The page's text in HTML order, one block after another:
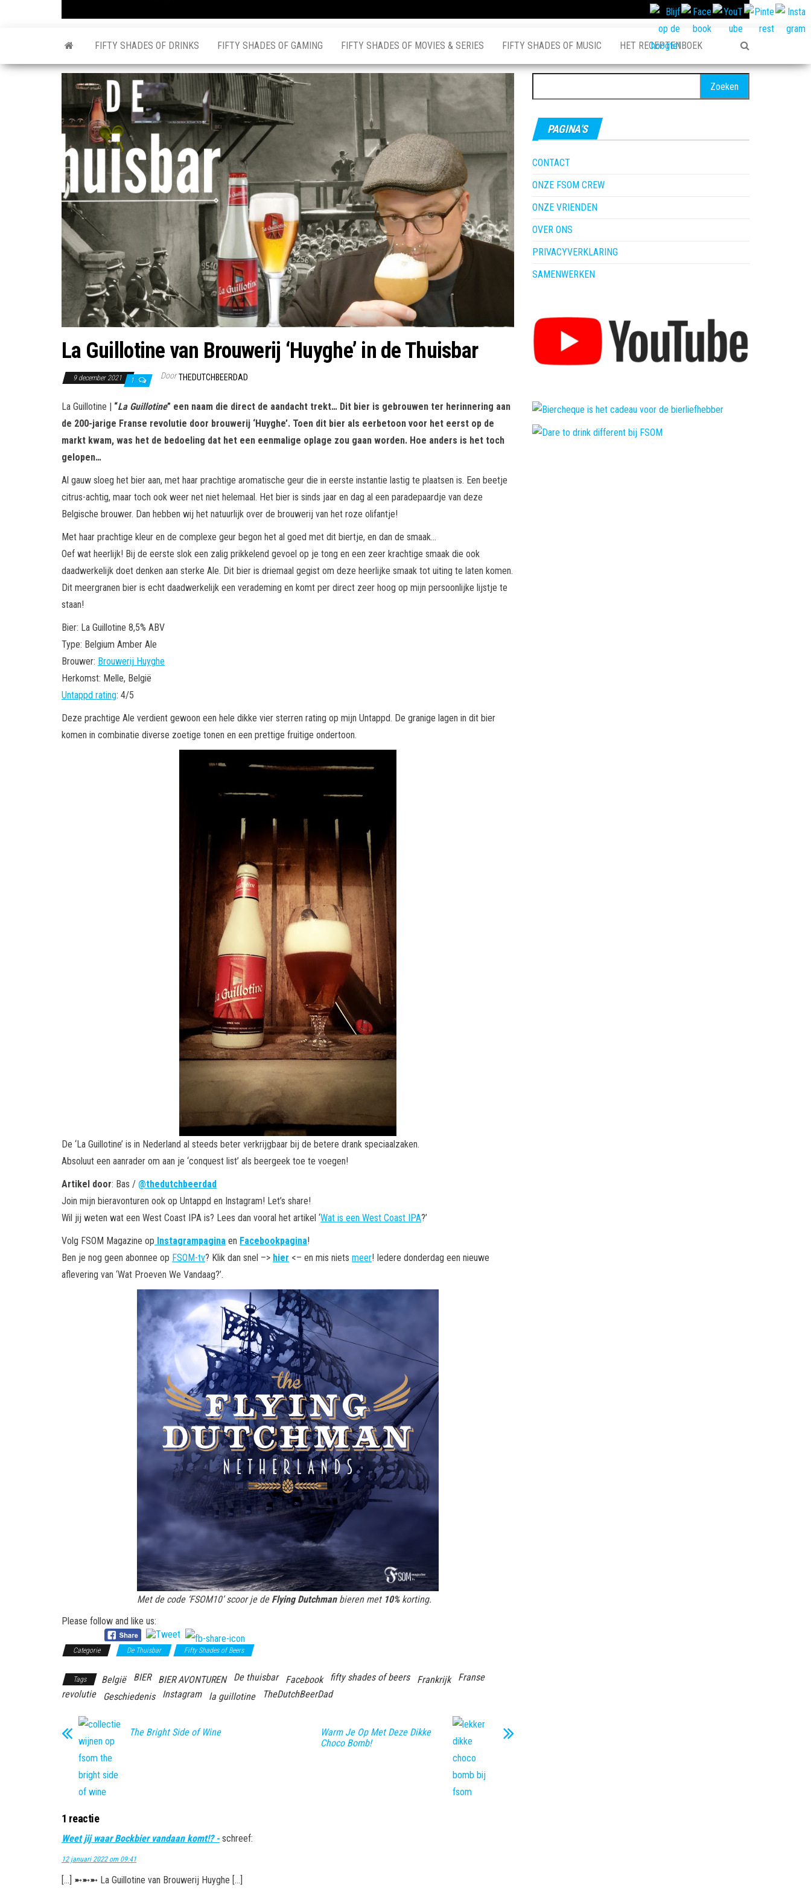
FIFTY SHADES OF DRINKS FIFTY SHADES OF GAMING FIFTY SHADES OF MOVIES & SERIES FIFTY SHADES OF MUSIC HET RECEPTENBOEK
La Guillotine van Brouwerij ‘Huyghe’ in de Thuisbar
9 december 2021 1 Door THEDUTCHBEERDAD
La Guillotine | “La Guillotine” een naam die direct de aandacht trekt… Dit bier is gebrouwen ter herinnering aan
de 200-jarige Franse revolutie door brouwerij ‘Huyghe’. Toen dit bier als eerbetoon voor het eerst op de
markt kwam, was het de bedoeling dat het een eenmalige oplage zou gaan worden. Hoe anders is het toch
gelopen…
Al gauw sloeg het bier aan, met haar prachtige aromatische geur die in eerste instantie lastig te plaatsen is. Een beetje
citrus-achtig, maar toch ook weer net niet helemaal. Het bier is sinds jaar en dag al een paradepaardje van deze
Belgische brouwer. Dan hebben wij het natuurlijk over de brouwerij van het roze olifantje!
Met haar prachtige kleur en de complexe geur begon het al goed met dit biertje, en dan de smaak…
Oef wat heerlijk! Bij de eerste slok een zalig prikkelend gevoel op je tong en een zeer krachtige smaak die ook
daadwerkelijk doet denken aan sterke Ale. Dit bier is driemaal gegist om deze heerlijke smaak tot uiting te laten komen.
Dit meergranen bier is echt daadwerkelijk een verademing en komt per direct zeer hoog op mijn persoonlijke lijstje te
staan!
Bier: La Guillotine 8,5% ABV
Type: Belgium Amber Ale
Brouwer: Brouwerij Huyghe
Herkomst: Melle, België
Untappd rating: 4/5
Deze prachtige Ale verdient gewoon een hele dikke vier sterren rating op mijn Untappd. De granige lagen in dit bier
komen in combinatie diverse zoetige tonen en een prettige fruitige ondertoon.
De ‘La Guillotine’ is in Nederland al steeds beter verkrijgbaar bij de betere drank speciaalzaken.
Absoluut een aanrader om aan je ‘conquest list’ als beergeek toe te voegen!
Artikel door: Bas / @thedutchbeerdad
Join mijn bieravonturen ook op Untappd en Instagram! Let’s share!
Wil jij weten wat een West Coast IPA is? Lees dan vooral het artikel ‘Wat is een West Coast IPA?’
Volg FSOM Magazine op Instagrampagina en Facebookpagina!
Ben je nog geen abonnee op FSOM-tv? Klik dan snel –> hier <– en mis niets meer! Iedere donderdag een nieuwe
aflevering van ‘Wat Proeven We Vandaag?’.
Met de code ‘FSOM10’ scoor je de Flying Dutchmanbieren met 10%korting.
Please follow and like us:
Categorie De Thuisbar Fifty Shades of Beers
Tags België BIER BIER AVONTUREN De thuisbar Facebook fifty shades of beers Frankrijk
Franse
revolutie
Geschiedenis Instagram la guillotine TheDutchBeerDad
The Bright Side of Wine
Warm Je Op Met Deze Dikke
Choco Bomb!
1 reactie
Weet jij waar Bockbier vandaan komt!? - schreef:
12 januari 2022 om 09:41
[…] ➼➼➼ La Guillotine van Brouwerij Huyghe […]
naar:
PAGINA’S
CONTACT
ONZE FSOM CREW
ONZE VRIENDEN
OVER ONS
PRIVACYVERKLARING
SAMENWERKEN